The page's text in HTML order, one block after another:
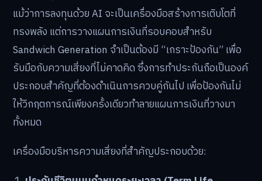
แม้ว่าการลงทุนด้วย AI จะเป็นเครื่องมือสร้างการเติบโตที่
ทรงพลัง แต่การวางแผนการเงินที่รอบคอบสำหรับ
Sandwich Generation จำเป็นต้องมี “เกราะป้องกัน” เพื่อ
รับมือกับความเสี่ยงที่ไม่คาดคิด ซึ่งการทำประกันถือเป็นองค์
ประกอบสำคัญที่ต้องดำเนินการควบคู่กันไป เพื่อป้องกันไม่
ให้วิกฤตการณ์เพียงครั้งเดียวทำลายแผนการเงินที่วางมา
ทั้งหมด
เครื่องมือบริหารความเสี่ยงที่สำคัญประกอบด้วย: